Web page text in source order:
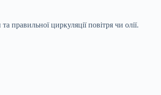
циркуляції повітря чи олії.